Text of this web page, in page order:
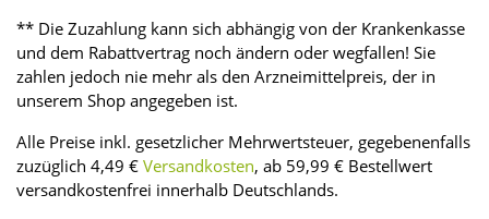
** Die Zuzahlung kann sich abhängig von der Krankenkasse
und dem Rabattvertrag noch ändern oder wegfallen! Sie
zahlen jedoch nie mehr als den Arzneimittelpreis, der in
unserem Shop angegeben ist.
Alle Preise inkl. gesetzlicher Mehrwertsteuer, gegebenenfalls
zuzüglich 4,49 € Versandkosten, ab 59,99 € Bestellwert
versandkostenfrei innerhalb Deutschlands.